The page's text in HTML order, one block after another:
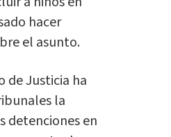
hacer
el asunto.
de Justicia ha
la
detenciones en